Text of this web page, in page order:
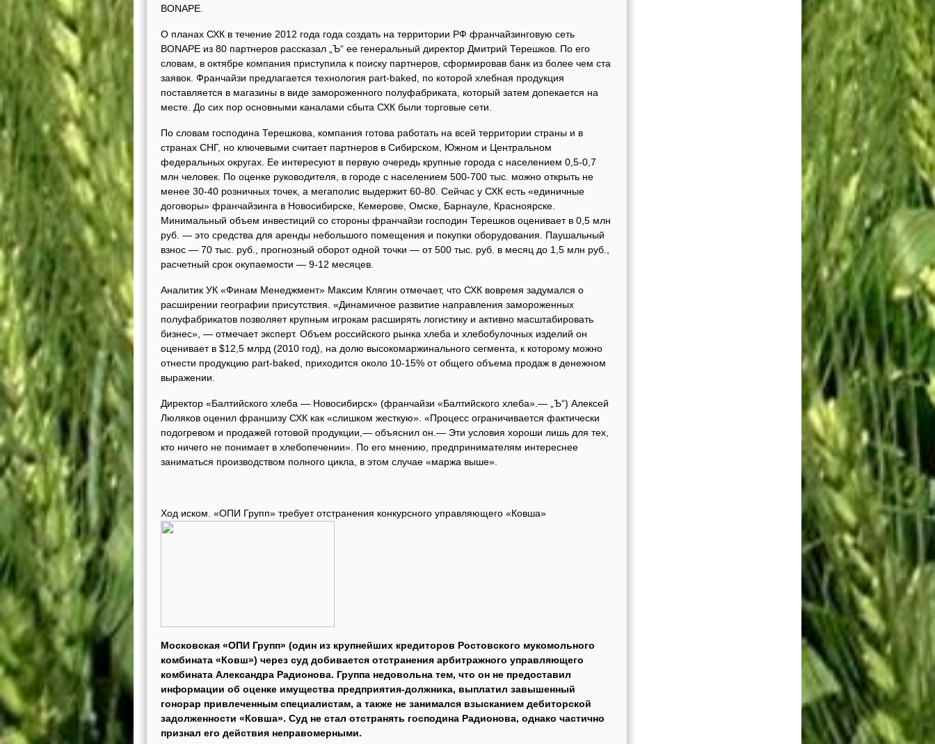
BONAPE.
О планах СХК в течение 2012 года года создать на территории РФ франчайзинговую сеть
BONAPE из 80 партнеров рассказал „Ъ“ ее генеральный директор Дмитрий Терешков. По его
словам, в октябре компания приступила к поиску партнеров, сформировав банк из более чем ста
заявок. Франчайзи предлагается технология part-baked, по которой хлебная продукция
поставляется в магазины в виде замороженного полуфабриката, который затем допекается на
месте. До сих пор основными каналами сбыта СХК были торговые сети.
По словам господина Терешкова, компания готова работать на всей территории страны и в
странах СНГ, но ключевыми считает партнеров в Сибирском, Южном и Центральном
федеральных округах. Ее интересуют в первую очередь крупные города с населением 0,5-0,7
млн человек. По оценке руководителя, в городе с населением 500-700 тыс. можно открыть не
менее 30-40 розничных точек, а мегаполис выдержит 60-80. Сейчас у СХК есть «единичные
договоры» франчайзинга в Новосибирске, Кемерове, Омске, Барнауле, Красноярске.
Минимальный объем инвестиций со стороны франчайзи господин Терешков оценивает в 0,5 млн
руб. — это средства для аренды небольшого помещения и покупки оборудования. Паушальный
взнос — 70 тыс. руб., прогнозный оборот одной точки — от 500 тыс. руб. в месяц до 1,5 млн руб.,
расчетный срок окупаемости — 9-12 месяцев.
Аналитик УК «Финам Менеджмент» Максим Клягин отмечает, что СХК вовремя задумался о
расширении географии присутствия. «Динамичное развитие направления замороженных
полуфабрикатов позволяет крупным игрокам расширять логистику и активно масштабировать
бизнес», — отмечает эксперт. Объем российского рынка хлеба и хлебобулочных изделий он
оценивает в $12,5 млрд (2010 год), на долю высокомаржинального сегмента, к которому можно
отнести продукцию part-baked, приходится около 10-15% от общего объема продаж в денежном
выражении.
Директор «Балтийского хлеба — Новосибирск» (франчайзи «Балтийского хлеба».— „Ъ“) Алексей
Люляков оценил франшизу СХК как «слишком жесткую». «Процесс ограничивается фактически
подогревом и продажей готовой продукции,— объяснил он.— Эти условия хороши лишь для тех,
кто ничего не понимает в хлебопечении». По его мнению, предпринимателям интереснее
заниматься производством полного цикла, в этом случае «маржа выше».
Ход иском. «ОПИ Групп» требует отстранения конкурсного управляющего «Ковша»
Московская «ОПИ Групп» (один из крупнейших кредиторов Ростовского мукомольного
комбината «Ковш») через суд добивается отстранения арбитражного управляющего
комбината Александра Радионова. Группа недовольна тем, что он не предоставил
информации об оценке имущества предприятия-должника, выплатил завышенный
гонорар привлеченным специалистам, а также не занимался взысканием дебиторской
задолженности «Ковша». Суд не стал отстранять господина Радионова, однако частично
признал его действия неправомерными.